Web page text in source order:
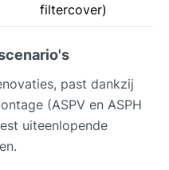
filtercover)
past dankzij
(ASPV en ASPH
uiteenlopende